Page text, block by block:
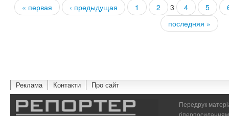
Страницы
« первая ‹ предыдущая 1 2 3 4 5
последняя »
Реклама Контакти Про сайт
Передрук